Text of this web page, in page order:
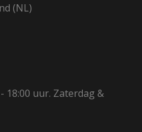
(NL)
18:00 uur. Zaterdag &